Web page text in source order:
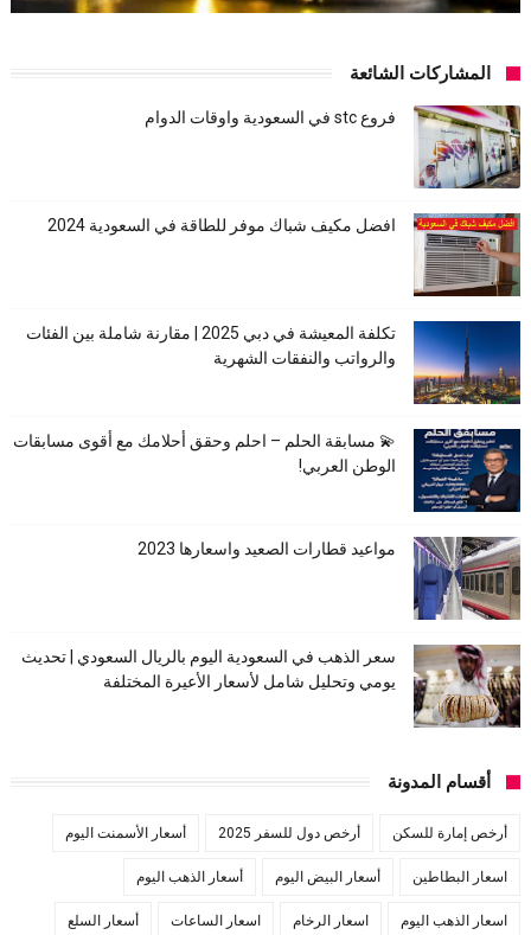
المشاركات الشائعة
فروع stc في السعودية واوقات الدوام
افضل مكيف شباك موفر للطاقة في السعودية 2024
تكلفة المعيشة في دبي 2025 | مقارنة شاملة بين الفئات
والرواتب والنفقات الشهرية
💫 مسابقة الحلم – احلم وحقق أحلامك مع أقوى مسابقات
الوطن العربي!
مواعيد قطارات الصعيد واسعارها 2023
سعر الذهب في السعودية اليوم بالريال السعودي | تحديث
يومي وتحليل شامل لأسعار الأعيرة المختلفة
أقسام المدونة
أرخص إمارة للسكن أرخص دول للسفر 2025 أسعار الأسمنت اليوم
اسعار البطاطين أسعار البيض اليوم أسعار الذهب اليوم
اسعار الذهب اليوم اسعار الرخام اسعار الساعات أسعار السلع